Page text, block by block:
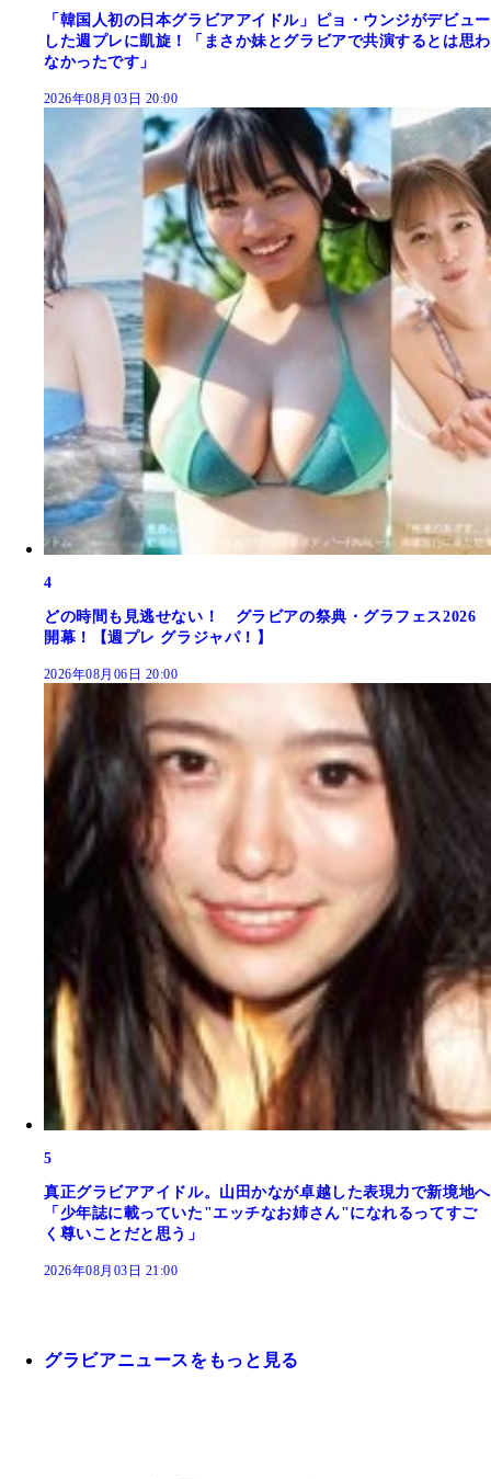
「韓国人初の日本グラビアアイドル」ピョ・ウンジがデビュー
した週プレに凱旋！「まさか妹とグラビアで共演するとは思わ
なかったです」
2026年08月03日 20:00
4
どの時間も見逃せない！ グラビアの祭典・グラフェス2026
開幕！【週プレ グラジャパ！】
2026年08月06日 20:00
5
真正グラビアアイドル。山田かなが卓越した表現力で新境地へ
「少年誌に載っていた"エッチなお姉さん"になれるってすご
く尊いことだと思う」
2026年08月03日 21:00
グラビアニュースをもっと見る